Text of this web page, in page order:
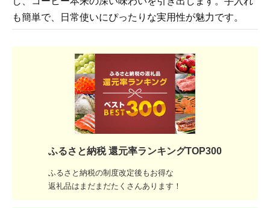
も簡単で、日常使いにぴったりな実用性が魅力です。
ふるさと納税 還元率ランキングTOP300
ふるさと納税の制度改定後もお得な
返礼品はまだまだたくさんあります！